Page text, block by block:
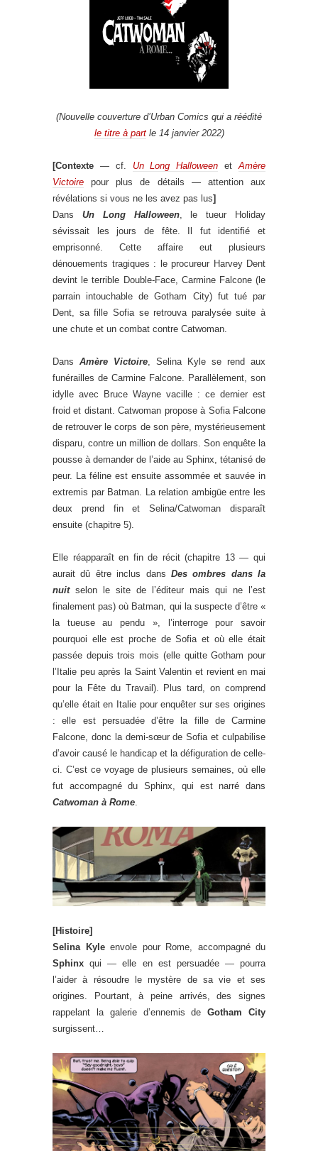
(Nouvelle couverture d’Urban Comics qui a réédité
le titre à partle 14 janvier 2022)
[Contexte — cf. Un Long Halloween etAmère
Victoire pour plus de détails — attention aux
révélations si vous ne les avez pas lus]
Dans Un Long Halloween, le tueur Holiday
sévissait les jours de fête. Il fut identifié et
emprisonné. Cette affaire eut plusieurs
dénouements tragiques : le procureur Harvey Dent
devint le terrible Double-Face, Carmine Falcone (le
parrain intouchable de Gotham City) fut tué par
Dent, sa fille Sofia se retrouva paralysée suite à
une chute et un combat contre Catwoman.
Dans Amère Victoire , Selina Kyle se rend aux
funérailles de Carmine Falcone. Parallèlement, son
idylle avec Bruce Wayne vacille : ce dernier est
froid et distant. Catwoman propose à Sofia Falcone
de retrouver le corps de son père, mystérieusement
disparu, contre un million de dollars. Son enquête la
pousse à demander de l’aide au Sphinx, tétanisé de
peur. La féline est ensuite assommée et sauvée in
extremis par Batman. La relation ambigüe entre les
deux prend fin et Selina/Catwoman disparaît
ensuite (chapitre 5).
Elle réapparaît en fin de récit (chapitre 13 — qui
aurait dû être inclus dans Des ombres dans la
nuit selon le site de l’éditeur mais qui ne l’est
finalement pas) où Batman, qui la suspecte d’être «
la tueuse au pendu », l’interroge pour savoir
pourquoi elle est proche de Sofia et où elle était
passée depuis trois mois (elle quitte Gotham pour
l’Italie peu après la Saint Valentin et revient en mai
pour la Fête du Travail). Plus tard, on comprend
qu’elle était en Italie pour enquêter sur ses origines
: elle est persuadée d’être la fille de Carmine
Falcone, donc la demi-sœur de Sofia et culpabilise
d’avoir causé le handicap et la défiguration de celle-
ci. C’est ce voyage de plusieurs semaines, où elle
fut accompagné du Sphinx, qui est narré dans
Catwoman à Rome
[Histoire]
Selina Kyleenvole pour Rome, accompagné du
Sphinx qui — elle en est persuadée — pourra
l’aider à résoudre le mystère de sa vie et ses
origines. Pourtant, à peine arrivés, des signes
rappelant la galerie d’ennemis de Gotham City
surgissent…